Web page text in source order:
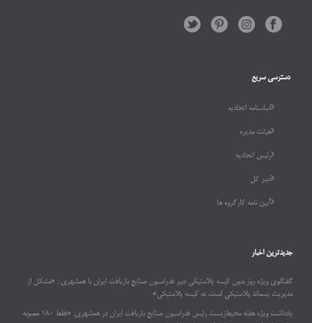
دسترسی سریع
اساسنامه اتحادیه
هیئت مدیره
رئیس اتحادیه
دبیر کل
آیین نامه کارگروه ها
جدیدترین اخبار
گفتگوی ویژه روز بدون کیسه پلاستیکی دبیر فدراسیون صنایع بازیافت ایران با همشهری : «مشکل از
مدیریت پسماند پلاستیکی است، نه کیسه پلاستیکی»
یادداشت ویژه هفته محیط‌زیست رئیس فدراسیون صنایع بازیافت ایران در همشهری: «فقط ۱۸۰ مصوبه